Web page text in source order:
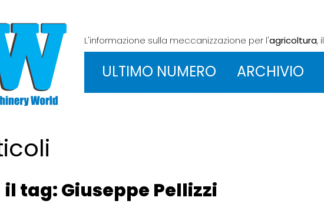
L'informazione sulla meccanizzazione per l'agricoltura, il
ULTIMO NUMERO ARCHIVIO
il tag: Giuseppe Pellizzi